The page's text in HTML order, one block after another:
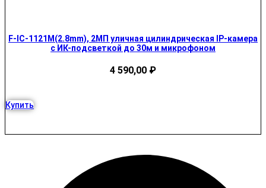
F-IC-1121M(2.8mm), 2МП уличная цилиндрическая IP-камера
с ИК-подсветкой до 30м и микрофоном
4 590,00 ₽
Купить